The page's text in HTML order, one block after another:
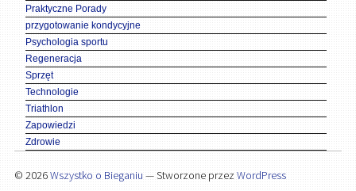
Praktyczne Porady
przygotowanie kondycyjne
Psychologia sportu
Regeneracja
Sprzęt
Technologie
Triathlon
Zapowiedzi
Zdrowie
© 2026Wszystko o Bieganiu — Stworzone przez WordPress